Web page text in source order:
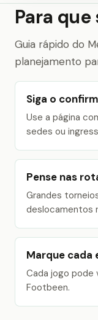
Para
Guia rápido do
planejamento
Siga o
Use a página
sedes ou
Pense nas
Grandes
deslocamentos
Marque cada
Cada jogo pode
Footbeen.